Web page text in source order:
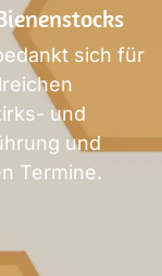
sich für
und
und
Termine.